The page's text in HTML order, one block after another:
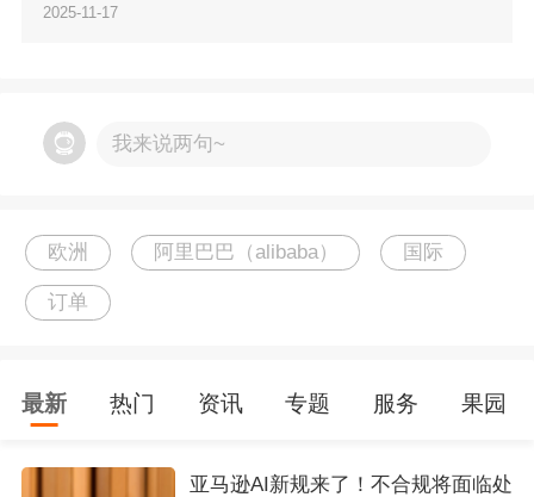
以上内容仅代表作者本人观点，不代表雨果跨境
作品发表后的30日内与雨果跨境取得联系。
2025-11-17
我来说两句~
欧洲 阿里巴巴（alibaba） 国际
订单
最新 热门 资讯 专题 服务 果园
亚马逊AI新规来了！不合规将面临处